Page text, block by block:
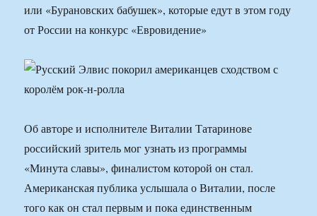
или «Бурановских бабушек», которые едут в этом году
от России на конкурс «Евровидение»
Об авторе и исполнителе Виталии Татаринове
российский зритель мог узнать из программы
«Минута славы», финалистом которой он стал.
Американская публика услышала о Виталии, после
того как он стал первым и пока единст­венным